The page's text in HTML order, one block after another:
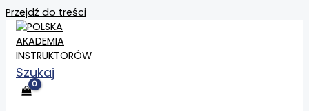
Przejdź do treści
Szukaj